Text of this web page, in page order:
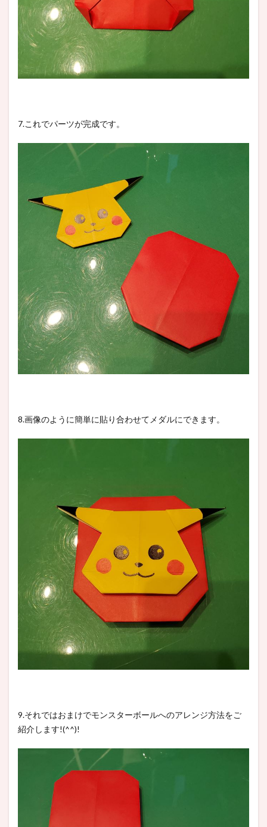
7.これでパーツが完成です。
8.画像のように簡単に貼り合わせてメダルにできます。
9.それではおまけでモンスターボールへのアレンジ方法をご
紹介します!(^^)!